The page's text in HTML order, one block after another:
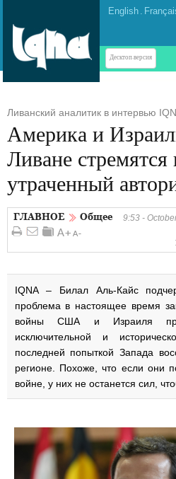
English .
Десктоп-версия
Ливанский аналитик в интервью
Америка и
Ливане стремятся
утраченный
ГЛАВНОЕ Общее 9:53 -
IQNA – Билал Аль-Кайс
проблема в настоящее время
войны США и Израиля
исключительной и
последней попыткой Запада
регионе. Похоже, что если они
войне, у них не останется сил,